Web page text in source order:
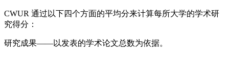
CWUR 通过以下四个方面的平均分来计算每所大学的学术研
究得分：
研究成果——以发表的学术论文总数为依据。